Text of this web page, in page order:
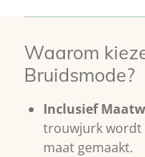
Waarom
Bruidsmode?
Inclusief
trouwjurk wordt
maat gemaakt.